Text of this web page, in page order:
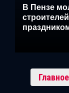
В Пензе
Главное